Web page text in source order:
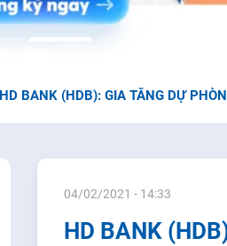
HD BANK (HDB): GIA TĂNG DỰ
04/02/2021 - 14:33
HD BANK